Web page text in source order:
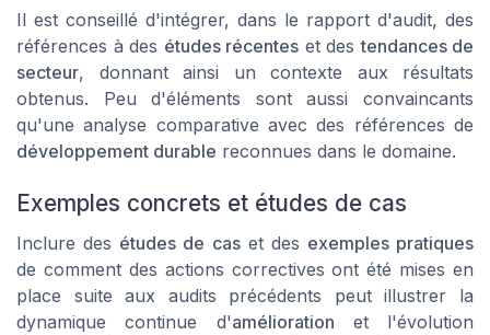
Il est conseillé d'intégrer, dans le rapport d'audit, des
références à des études récentes et destendances de
secteur, donnant ainsi un contexte aux résultats
obtenus. Peu d'éléments sont aussi convaincants
qu'une analyse comparative avec des références de
développement durable reconnues dans le domaine.
Exemples concrets et études de cas
Inclure des études de caset des exemples pratiques
de comment des actions correctives ont été mises en
place suite aux audits précédents peut illustrer la
dynamique continue d'amélioration et l'évolution